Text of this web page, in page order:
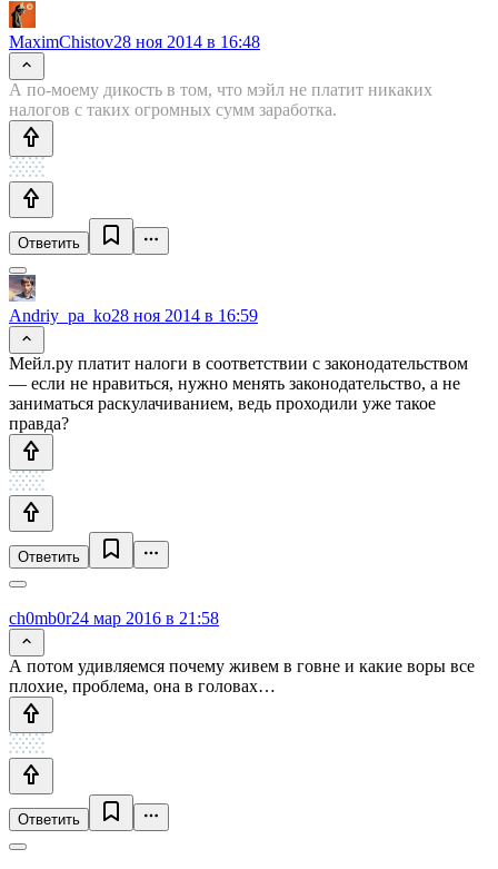
MaximChistov28 ноя 2014 в 16:48
А по-моему дикость в том, что мэйл не платит никаких
налогов с таких огромных сумм заработка.
Ответить
Andriy_pa_ko28 ноя 2014 в 16:59
Мейл.ру платит налоги в соответствии с законодательством
— если не нравиться, нужно менять законодательство, а не
заниматься раскулачиванием, ведь проходили уже такое
правда?
Ответить
ch0mb0r24 мар 2016 в 21:58
А потом удивляемся почему живем в говне и какие воры все
плохие, проблема, она в головах…
Ответить